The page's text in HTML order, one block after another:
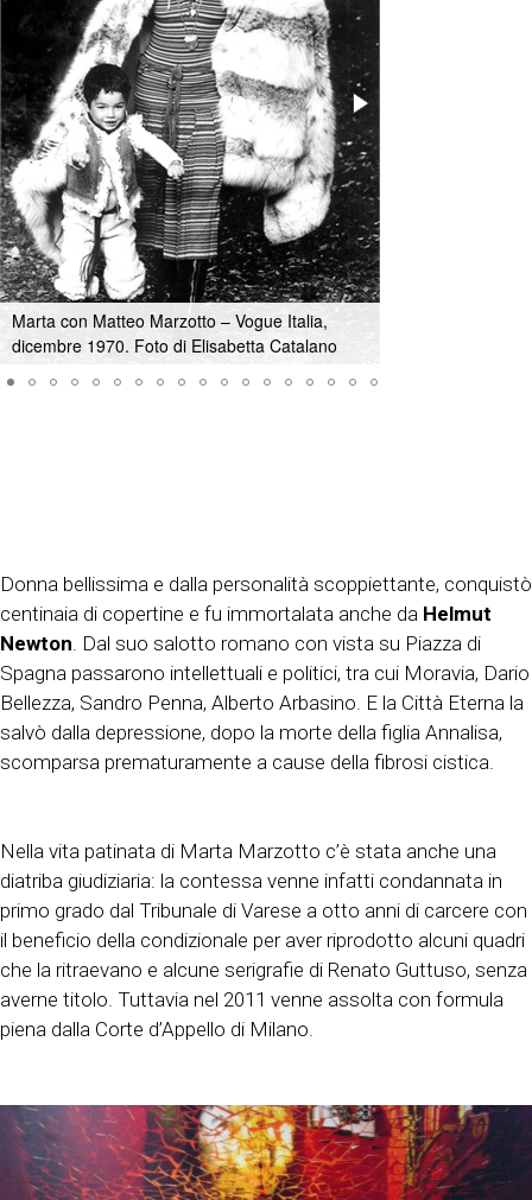
Marta con Matteo Marzotto – Vogue Italia,
dicembre 1970. Foto di Elisabetta Catalano
Donna bellissima e dalla personalità scoppiettante, conquistò
centinaia di copertine e fu immortalata anche da Helmut
Newton . Dal suo salotto romano con vista su Piazza di
Spagna passarono intellettuali e politici, tra cui Moravia, Dario
Bellezza, Sandro Penna, Alberto Arbasino. E la Città Eterna la
salvò dalla depressione, dopo la morte della figlia Annalisa,
scomparsa prematuramente a cause della fibrosi cistica.
Nella vita patinata di Marta Marzotto c’è stata anche una
diatriba giudiziaria: la contessa venne infatti condannata in
primo grado dal Tribunale di Varese a otto anni di carcere con
il beneficio della condizionale per aver riprodotto alcuni quadri
che la ritraevano e alcune serigrafie di Renato Guttuso, senza
averne titolo. Tuttavia nel 2011 venne assolta con formula
piena dalla Corte d’Appello di Milano.